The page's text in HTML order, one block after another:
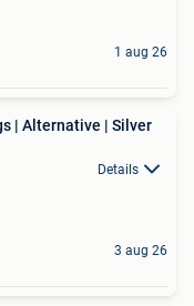
1 aug 26
| Alternative | Silver
Details
3 aug 26